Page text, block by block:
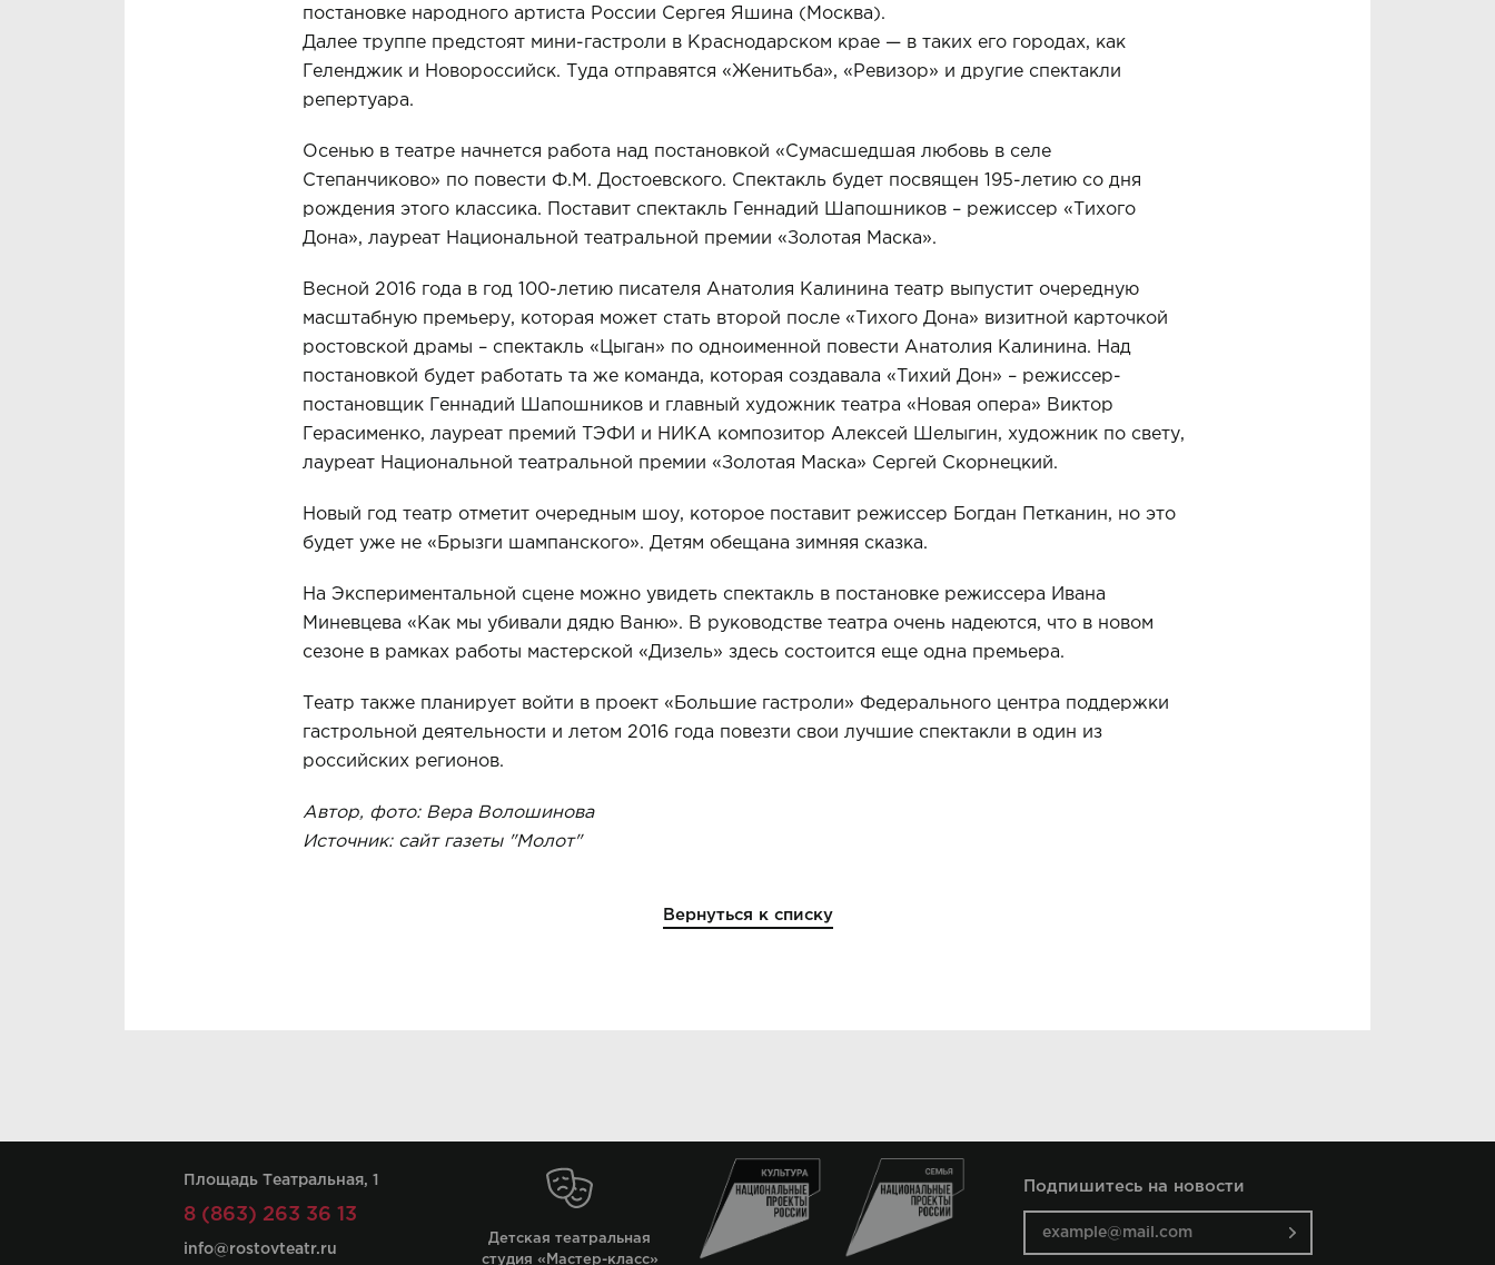
постановке народного артиста России Сергея Яшина (Москва).
Далее труппе предстоят мини-гастроли в Краснодарском крае — в таких его городах, как
Геленджик и Новороссийск. Туда отправятся «Женитьба», «Ревизор» и другие спектакли
репертуара.
Осенью в театре начнется работа над постановкой «Сумасшедшая любовь в селе
Степанчиково» по повести Ф.М. Достоевского. Спектакль будет посвящен 195-летию со дня
рождения этого классика. Поставит спектакль Геннадий Шапошников – режиссер «Тихого
Дона», лауреат Национальной театральной премии «Золотая Маска».
Весной 2016 года в год 100-летию писателя Анатолия Калинина театр выпустит очередную
масштабную премьеру, которая может стать второй после «Тихого Дона» визитной карточкой
ростовской драмы – спектакль «Цыган» по одноименной повести Анатолия Калинина. Над
постановкой будет работать та же команда, которая создавала «Тихий Дон» – режиссер-
постановщик Геннадий Шапошников и главный художник театра «Новая опера» Виктор
Герасименко, лауреат премий ТЭФИ и НИКА композитор Алексей Шелыгин, художник по свету,
лауреат Национальной театральной премии «Золотая Маска» Сергей Скорнецкий.
Новый год театр отметит очередным шоу, которое поставит режиссер Богдан Петканин, но это
будет уже не «Брызги шампанского». Детям обещана зимняя сказка.
На Экспериментальной сцене можно увидеть спектакль в постановке режиссера Ивана
Миневцева «Как мы убивали дядю Ваню». В руководстве театра очень надеются, что в новом
сезоне в рамках работы мастерской «Дизель» здесь состоится еще одна премьера.
Театр также планирует войти в проект «Большие гастроли» Федерального центра поддержки
гастрольной деятельности и летом 2016 года повезти свои лучшие спектакли в один из
российских регионов.
Автор, фото: Вера Волошинова
Источник: сайт газеты "Молот"
Вернуться к списку
Площадь Театральная, 1
8 (863) 263 36 13
info@rostovteatr.ru
Детская театральная
студия «Мастер-класс»
Подпишитесь на новости